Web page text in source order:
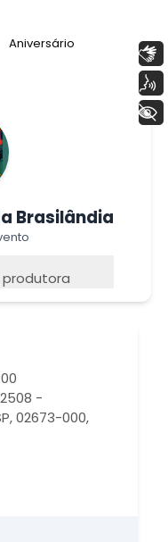
Tag:
Aniversário
Brasilândia
-
02673-000,
Libras